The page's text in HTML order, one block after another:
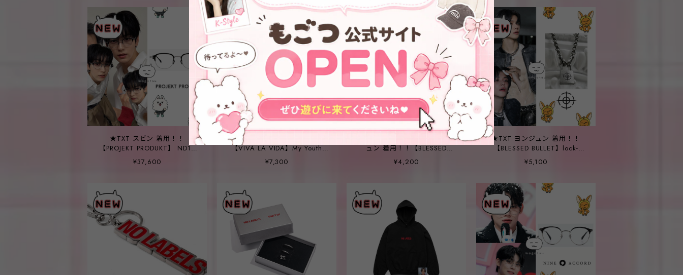
★TXT スビン 着用！！
【PROJEKT PRODUKT】 ND17
C1WG
¥37,600
★TXT ヒュニンカイ 着用！！
【VIVA LA VIDA】My Youth
Heavy Terry Hood
¥7,300
MINIバージョン！★TXT ヨンジ
ュン 着用！！【BLESSED
BULLET】lock-motivated chain
necklace [ MINI _ O chain ]
¥4,200
★TXT ヨンジュン 着用！！
【BLESSED BULLET】lock-
motivated chain necklace [
LARGE _ Ochain ]
¥5,100